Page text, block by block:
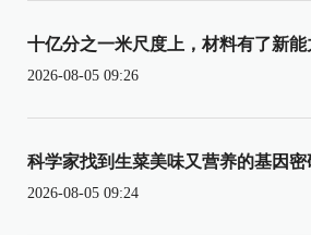
十亿分之一米尺度上，材料有了新能
2026-08-05 09:26
科学家找到生菜美味又营养的基因密
2026-08-05 09:24